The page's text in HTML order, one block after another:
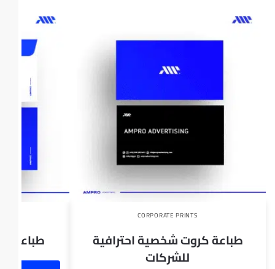
CORPORATE PRINTS
طباعة كروت شخصية احترافية
للشركات
طباعة